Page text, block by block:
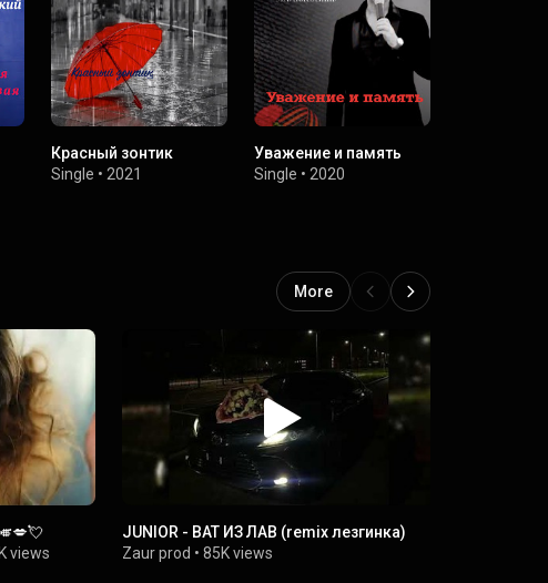
Красный зонтик
Single • 2021
Уважение и память
Single • 2020
More
ТЕБЕ 🎺💋💘
views
JUNIOR - ВАТ ИЗ ЛАВ (remix лезгинка)
Zaur prod •85K views